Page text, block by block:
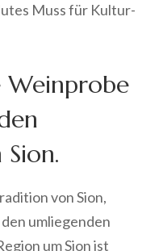
Muss für Kultur-
Weinprobe
von Sion,
umliegenden
um Sion ist